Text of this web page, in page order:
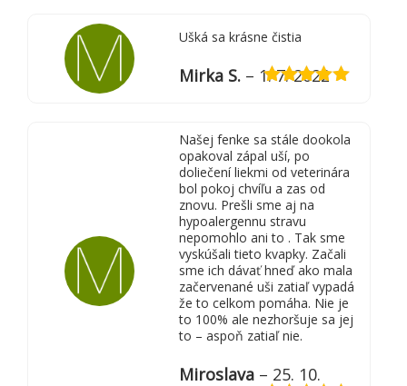
Ušká sa krásne čistia
Mirka S. – 1. 7. 2022
Našej fenke sa stále dookola
opakoval zápal uší, po
doliečení liekmi od veterinára
bol pokoj chvíľu a zas od
znovu. Prešli sme aj na
hypoalergennu stravu
nepomohlo ani to . Tak sme
vyskúšali tieto kvapky. Začali
sme ich dávať hneď ako mala
začervenané uši zatiaľ vypadá
že to celkom pomáha. Nie je
to 100% ale nezhoršuje sa jej
to – aspoň zatiaľ nie.
Miroslava – 25. 10.